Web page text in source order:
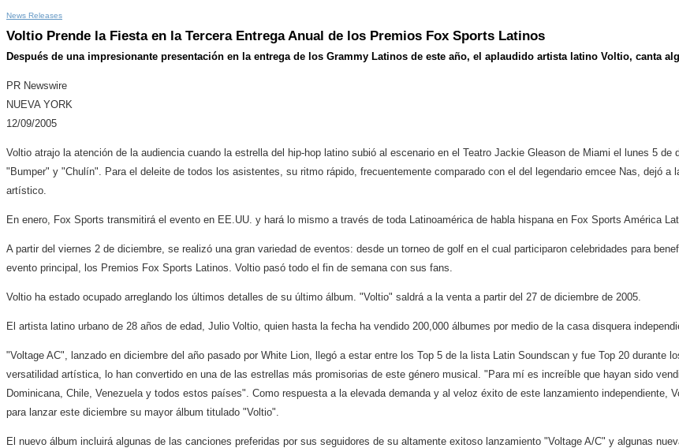
News Releases
Voltio Prende la Fiesta en la Tercera Entrega Anual de los Premios Fox Sports Latinos
Después de una impresionante presentación en la entrega de los Grammy Latinos de este año, el aplaudido artista latino Voltio, canta
PR Newswire
NUEVA YORK
12/09/2005
Voltio atrajo la atención de la audiencia cuando la estrella del hip-hop latino subió al escenario en el Teatro Jackie Gleason de Miami el lunes 5
"Bumper" y "Chulín". Para el deleite de todos los asistentes, su ritmo rápido, frecuentemente comparado con el del legendario emcee Nas, dejó
artístico.
En enero, Fox Sports transmitirá el evento en EE.UU. y hará lo mismo a través de toda Latinoamérica de habla hispana en Fox Sports América
A partir del viernes 2 de diciembre, se realizó una gran variedad de eventos: desde un torneo de golf en el cual participaron celebridades para
evento principal, los Premios Fox Sports Latinos. Voltio pasó todo el fin de semana con sus fans.
Voltio ha estado ocupado arreglando los últimos detalles de su último álbum. "Voltio" saldrá a la venta a partir del 27 de diciembre de 2005.
El artista latino urbano de 28 años de edad, Julio Voltio, quien hasta la fecha ha vendido 200,000 álbumes por medio de la casa disquera
"Voltage AC", lanzado en diciembre del año pasado por White Lion, llegó a estar entre los Top 5 de la lista Latin Soundscan y fue Top 20 durante
versatilidad artística, lo han convertido en una de las estrellas más promisorias de este género musical. "Para mí es increíble que hayan sido
Dominicana, Chile, Venezuela y todos estos países". Como respuesta a la elevada demanda y al veloz éxito de este lanzamiento independiente,
para lanzar este diciembre su mayor álbum titulado "Voltio".
El nuevo álbum incluirá algunas de las canciones preferidas por sus seguidores de su altamente exitoso lanzamiento "Voltage A/C" y algunas